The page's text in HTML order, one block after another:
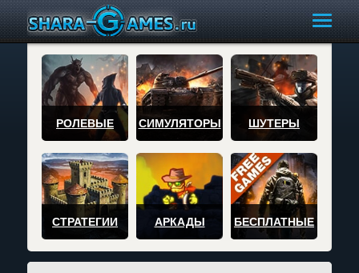
РОЛЕВЫЕ СИМУЛЯТОРЫ ШУТЕРЫ
СТРАТЕГИИ АРКАДЫ БЕСПЛАТНЫЕ